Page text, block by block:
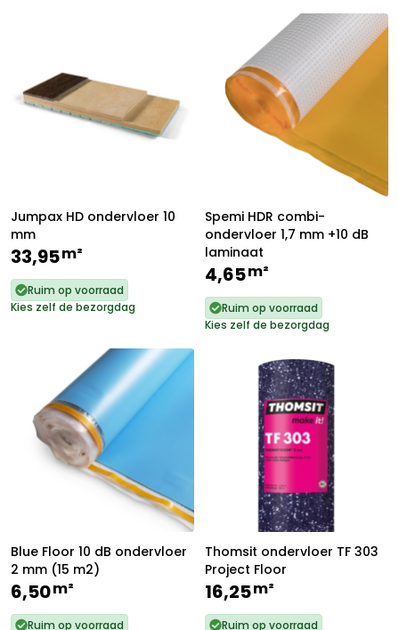
Jumpax HD ondervloer 10
mm
33,95m²
Ruim op voorraad
Kies zelf de bezorgdag
Spemi HDR combi-
ondervloer 1,7 mm +10 dB
laminaat
4,65m²
Ruim op voorraad
Kies zelf de bezorgdag
Blue Floor 10 dB ondervloer
2 mm (15 m2)
6,50m²
Ruim op voorraad
Thomsit ondervloer TF 303
Project Floor
16,25m²
Ruim op voorraad